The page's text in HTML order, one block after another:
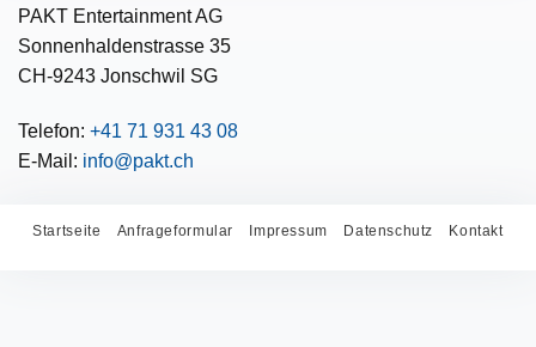
PAKT Entertainment AG
Sonnenhaldenstrasse 35
CH-9243 Jonschwil SG
Telefon: +41 71 931 43 08
E-Mail: info@pakt.ch
Startseite Anfrageformular Impressum Datenschutz Kontakt